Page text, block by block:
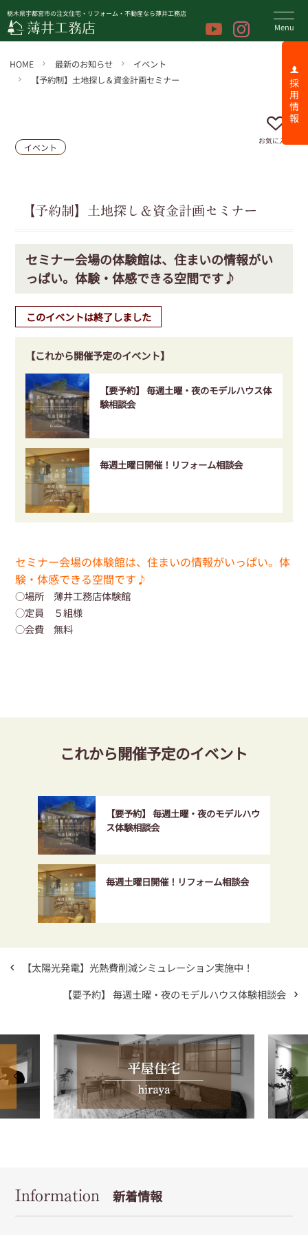
栃木県宇都宮市の注文住宅・リフォーム・不動産なら薄井工務店
採 用 情 報
HOME 最新のお知らせ
イベント
【予約制】土地探し＆資金計画セミナー
お気に入り
イベント
【予約制】土地探し＆資金計画セミナー
セミナー会場の体験館は、住まいの情報がい
っぱい。体験・体感できる空間です♪
このイベントは終了しました
【これから開催予定のイベント】
【要予約】 毎週土曜・夜のモデルハウス体
験相談会
毎週土曜日開催！リフォーム相談会
セミナー会場の体験館は、住まいの情報がいっぱい。体
験・体感できる空間です♪
○場所 薄井工務店体験館
○定員 ５組様
○会費 無料
これから開催予定のイベント
【要予約】 毎週土曜・夜のモデルハウ
ス体験相談会
毎週土曜日開催！リフォーム相談会
【太陽光発電】光熱費削減シミュレーション実施中！
【要予約】 毎週土曜・夜のモデルハウス体験相談会
Information 新着情報